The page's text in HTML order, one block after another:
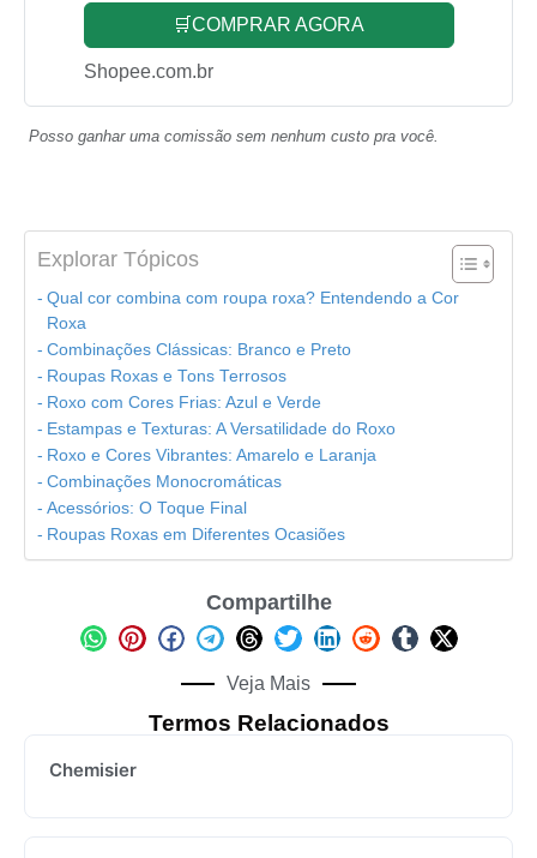
🛒COMPRAR AGORA
Shopee.com.br
Posso ganhar uma comissão sem nenhum custo pra você.
Explorar Tópicos
Qual cor combina com roupa roxa? Entendendo a Cor
Roxa
Combinações Clássicas: Branco e Preto
Roupas Roxas e Tons Terrosos
Roxo com Cores Frias: Azul e Verde
Estampas e Texturas: A Versatilidade do Roxo
Roxo e Cores Vibrantes: Amarelo e Laranja
Combinações Monocromáticas
Acessórios: O Toque Final
Roupas Roxas em Diferentes Ocasiões
Compartilhe
Veja Mais
Termos Relacionados
Chemisier